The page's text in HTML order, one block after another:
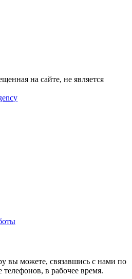
на сайте, не является
вы можете, связавшись с нами по
в рабочее время.